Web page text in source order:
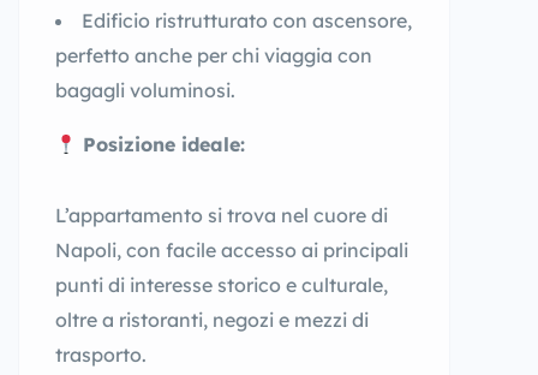
Edificio ristrutturato con ascensore,
perfetto anche per chi viaggia con
bagagli voluminosi.
Posizione ideale:
L’appartamento si trova nel cuore di
Napoli, con facile accesso ai principali
punti di interesse storico e culturale,
oltre a ristoranti, negozi e mezzi di
trasporto.